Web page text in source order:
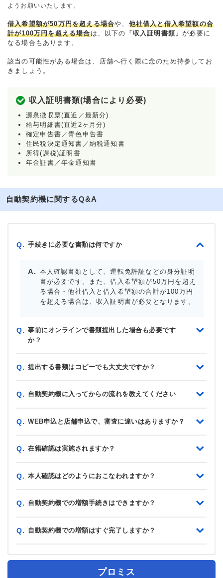
ようお願いいたします。
借入希望額が50万円を超える場合や、 他社借入と借入希望額の合
計が100万円を超える場合は、以下の 「収入証明書類」が必要に
なる場合もあります。
該当の可能性がある場合は、店舗へ行く際に念のため持参してお
きましょう。
収入証明書類(場合により必要)
源泉徴収票(直近／最新分)
給与明細書(直近2ヶ月分)
確定申告書／青色申告書
住民税決定通知書／納税通知書
所得(課税)証明書
年金証書／年金通知書
自動契約機に関するQ&A
Q. 手続きに必要な書類は何ですか
本人確認書類として、運転免許証などの身分証明
書が必要です。また、借入希望額が50万円を超え
る場合・他社借入と借入希望額の合計が100万円
を超える場合は、収入証明書が必要となります。
Q. 事前にオンラインで書類提出した場合も必要です
か？
Q. 提出する書類はコピーでも大丈夫ですか？
Q. 自動契約機に入ってからの流れを教えてください
Q. WEB申込と店舗申込で、審査に違いはありますか？
Q. 在籍確認は実施されますか？
Q. 本人確認はどのようにおこなわれますか？
Q. 自動契約機での増額手続きはできますか？
Q. 自動契約機での増額はすぐ完了しますか？
プロミス